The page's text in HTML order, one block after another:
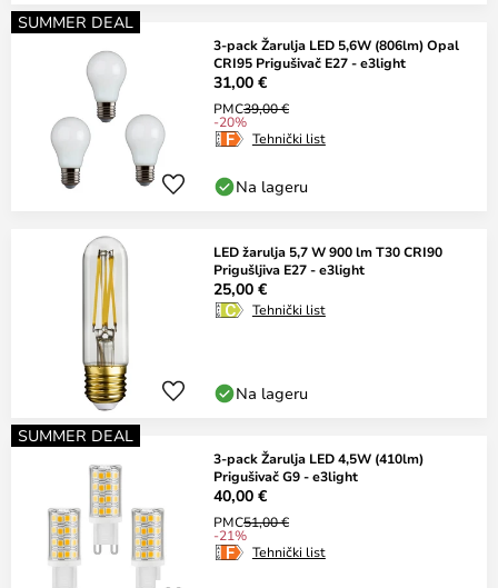
SUMMER DEAL
3-pack Žarulja LED 5,6W (806lm) Opal
CRI95 Prigušivač E27 - e3light
31,00 €
PMC39,00 €
-20%
Tehnički list
Na lageru
LED žarulja 5,7 W 900 lm T30 CRI90
Prigušljiva E27 - e3light
25,00 €
Tehnički list
Na lageru
SUMMER DEAL
3-pack Žarulja LED 4,5W (410lm)
Prigušivač G9 - e3light
40,00 €
PMC51,00 €
-21%
Tehnički list